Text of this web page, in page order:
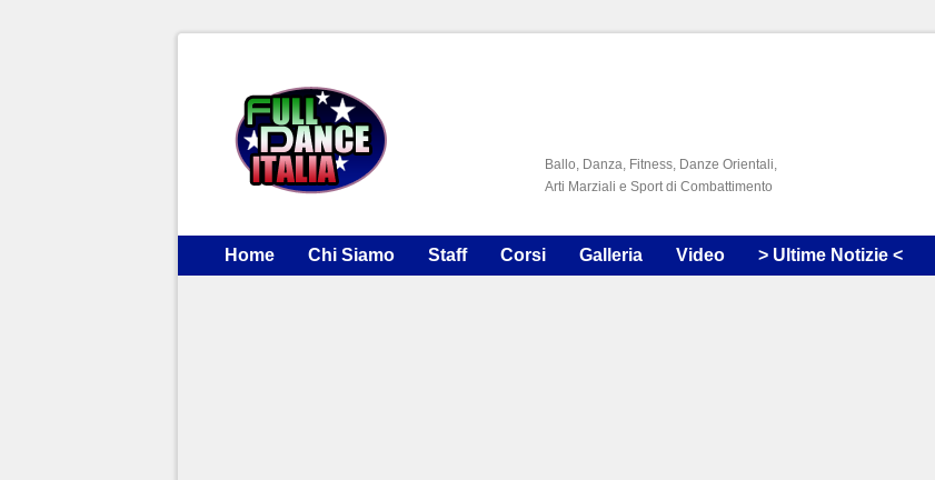
Ballo, Danza, Fitness, Danze Orientali,
Arti Marziali e Sport di Combattimento
Home Chi Siamo Staff Corsi Galleria Video > Ultime Notizie <